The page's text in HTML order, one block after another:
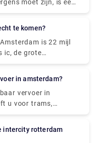
Amsterdamse taxi te
moet zijn, is een
OV-chipkaart (OV-
variërend van een
worden gekocht
van een van deze
alleen maar te
bij haltes en
van de
wilt.
te komen?
is 22 mijl
ic, de grote
over deze cruise. Er
vooraf een Rydeu-
van uw reis te
hoge kwaliteit
in amsterdam?
vervoer in
u voor trams,
nodig. Een
één tot zeven